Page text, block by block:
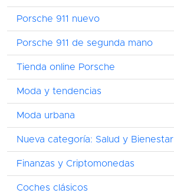
Porsche 911 nuevo
Porsche 911 de segunda mano
Tienda online Porsche
Moda y tendencias
Moda urbana
Nueva categoría: Salud y Bienestar
Finanzas y Criptomonedas
Coches clásicos